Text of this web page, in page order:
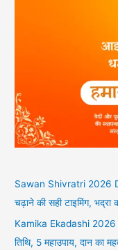
Sawan Shivratri 2026
चढ़ाने की सही टाइमिंग, भद्रा
Kamika Ekadashi 2026
तिथि, 5 महाउपाय, दान का